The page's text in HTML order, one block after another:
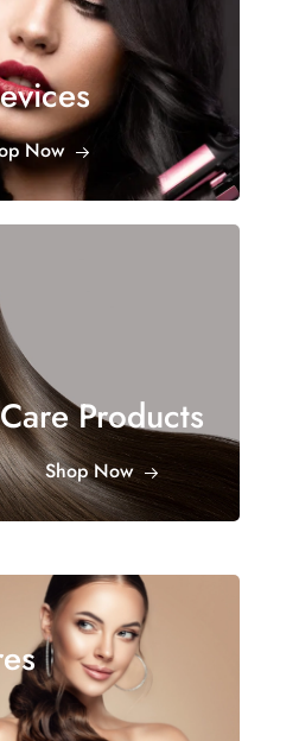
Now
Care Products
Shop Now